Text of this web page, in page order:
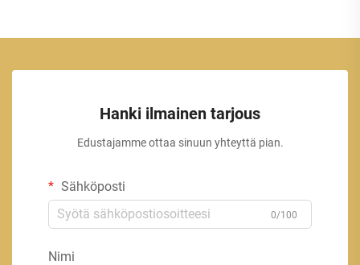
Hanki ilmainen tarjous
Edustajamme ottaa sinuun yhteyttä pian.
Sähköposti
0/100
Nimi